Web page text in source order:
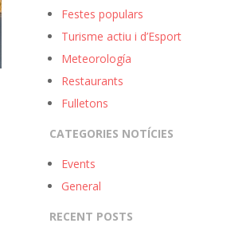
Festes populars
Turisme actiu i d’Esport
Meteorología
Restaurants
Fulletons
CATEGORIES NOTÍCIES
Events
General
RECENT POSTS